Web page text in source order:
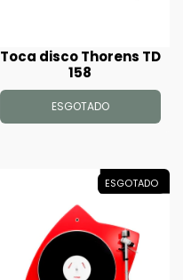
Toca disco Thorens TD
158
ESGOTADO
ESGOTADO